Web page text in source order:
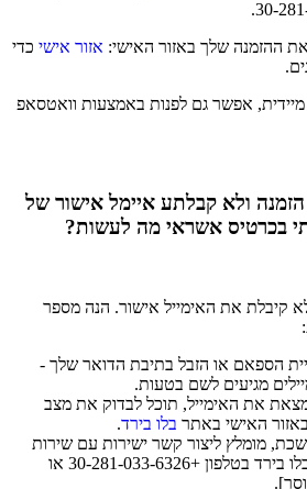
את ההזמנה שלך באזור האישי: אזור אישי כדי
אפשר גם לפנות באמצעות וואטסאפ
ולא קבלתע איימל אישור של
בכרטיס אשראי מה לעשות?
קיבלת את האימייל אישור. הנה מספר
הספאם או הזבל בתיבת הדואר שלך -
מגיעים לשם בטעות.
את האימייל, תוכל לבדוק את מצב
האישי באתר בלו בירד.
מומלץ ליצור קשר ישירות עם שירות
הלקוחות של בלו בירד בטלפון +30-281-033-6326 או